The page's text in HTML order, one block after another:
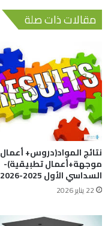
مقالات ذات صلة
نتائج المواد(دروس+ أعمال
موجهة+أعمال تطبيقية)-
السداسي الأول 2025-2026
22 يناير 2026